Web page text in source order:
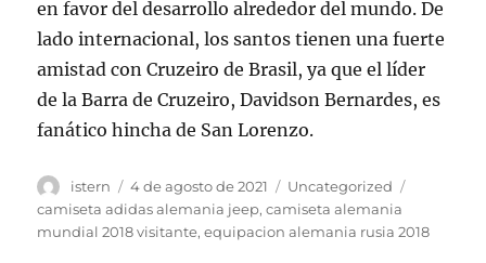
en favor del desarrollo alrededor del mundo. De
lado internacional, los santos tienen una fuerte
amistad con Cruzeiro de Brasil, ya que el líder
de la Barra de Cruzeiro, Davidson Bernardes, es
fanático hincha de San Lorenzo.
Autor
istern
Publicado
el
4 de agosto de 2021 Categorías
Uncategorized
camiseta adidas alemania jeep,camiseta alemania
mundial 2018 visitante,equipacion alemania rusia 2018